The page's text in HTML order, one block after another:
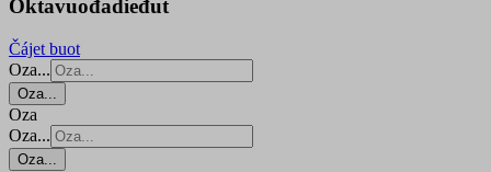
Oktavuođadieđut
Čájet buot
Oza...
Oza...
Oza
Oza...
Oza...